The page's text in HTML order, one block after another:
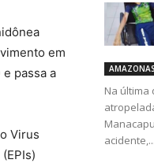
em
passa a
Virus
AMAZONAS
Na última
acidente,...